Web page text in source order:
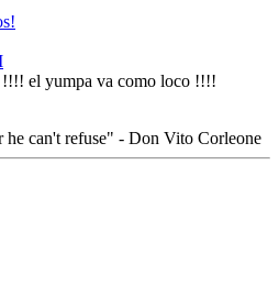
el yumpa va como loco !!!!
can't refuse" - Don Vito Corleone